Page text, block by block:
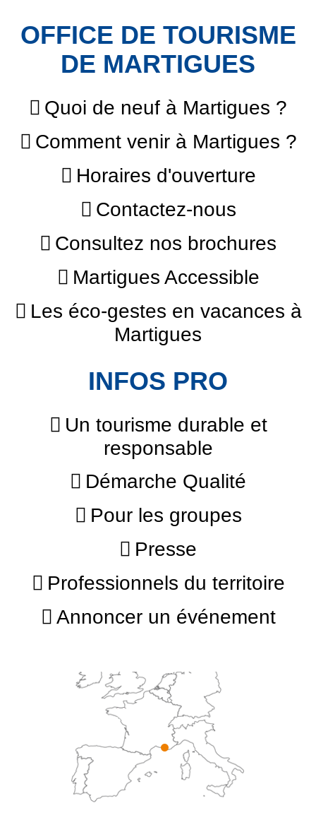
OFFICE DE TOURISME
DE MARTIGUES
Quoi de neuf à Martigues ?
Comment venir à Martigues ?
Horaires d'ouverture
Contactez-nous
Consultez nos brochures
Martigues Accessible
Les éco-gestes en vacances à
Martigues
INFOS PRO
Un tourisme durable et
responsable
Démarche Qualité
Pour les groupes
Presse
Professionnels du territoire
Annoncer un événement